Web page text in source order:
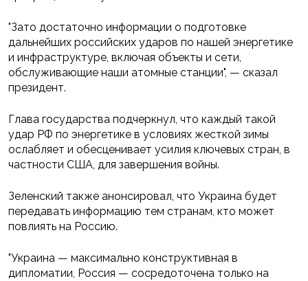
"Зато достаточно информации о подготовке
дальнейших российских ударов по нашей энергетике
и инфраструктуре, включая объекты и сети,
обслуживающие наши атомные станции", — сказал
президент.
Глава государства подчеркнул, что каждый такой
удар РФ по энергетике в условиях жесткой зимы
ослабляет и обесценивает усилия ключевых стран, в
частности США, для завершения войны.
Зеленский также анонсировал, что Украина будет
передавать информацию тем странам, кто может
повлиять на Россию.
"Украина — максимально конструктивная в
дипломатии, Россия — сосредоточена только на